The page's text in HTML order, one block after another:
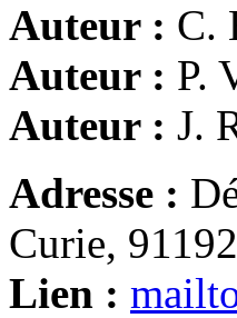
Auteur : C.
Auteur : P.
Auteur : J.
Adresse :
Curie,
Lien :